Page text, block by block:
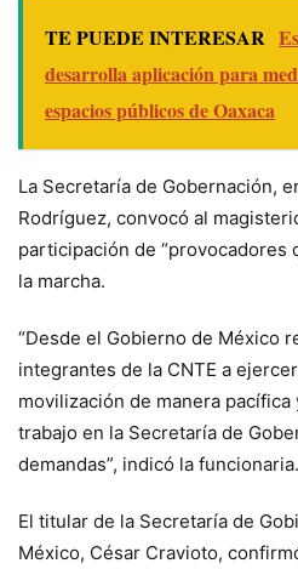
TE PUEDE INTERESAR
desarrolla aplicación para
espacios públicos de Oaxaca
La Secretaría de Gobernación,
Rodríguez, convocó al
participación de “provocadores
la marcha.
“Desde el Gobierno de México
integrantes de la CNTE a
movilización de manera pacífica
trabajo en la Secretaría de
demandas”, indicó la funcionaria.
El titular de la Secretaría de
México, César Cravioto,